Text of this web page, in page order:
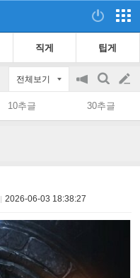
직게 팁게
전체보기
공
지
on/off
검
색
글
쓰
10추글 30추글
2026-06-03 18:38:27